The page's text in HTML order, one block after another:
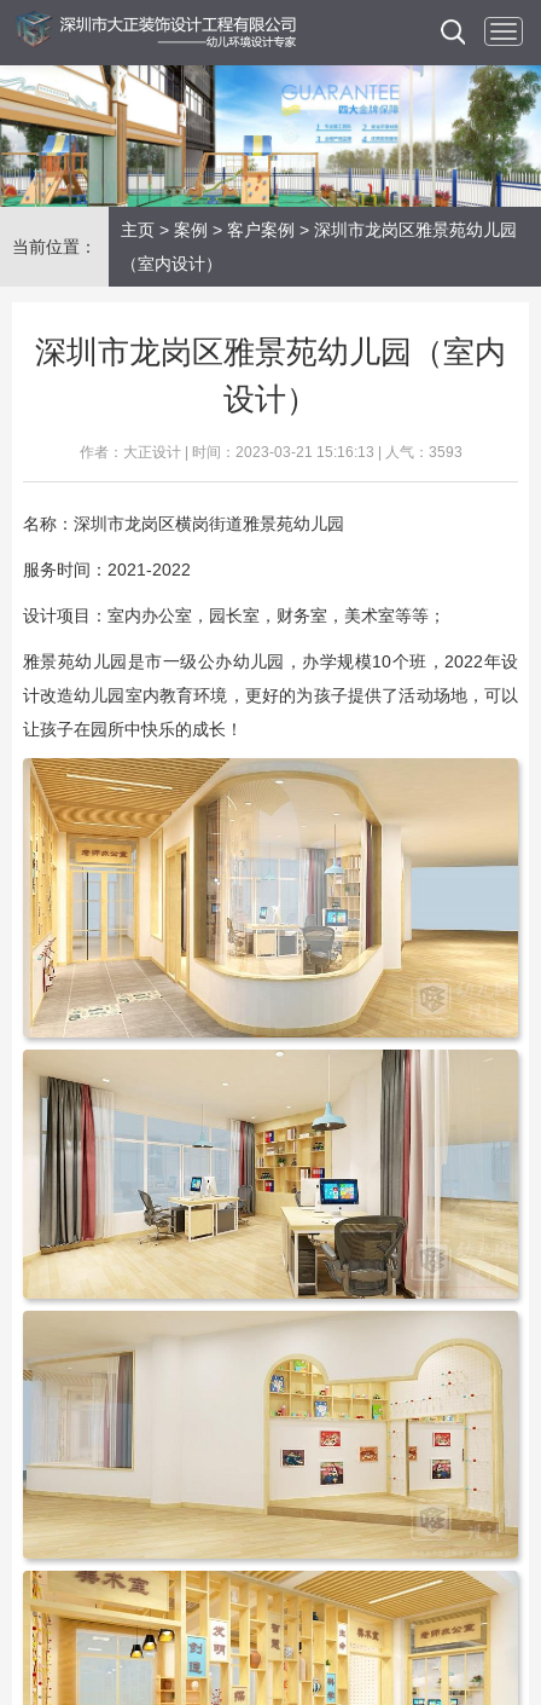
当前位置：
主页 > 案例 > 客户案例 > 深圳市龙岗区雅景苑幼儿园
（室内设计）
深圳市龙岗区雅景苑幼儿园（室内
设计）
作者：大正设计 | 时间：2023-03-21 15:16:13 | 人气：3593
名称：深圳市龙岗区横岗街道雅景苑幼儿园
服务时间：2021-2022
设计项目：室内办公室，园长室，财务室，美术室等等；
雅景苑幼儿园是市一级公办幼儿园，办学规模10个班，2022年设
计改造幼儿园室内教育环境，更好的为孩子提供了活动场地，可以
让孩子在园所中快乐的成长！